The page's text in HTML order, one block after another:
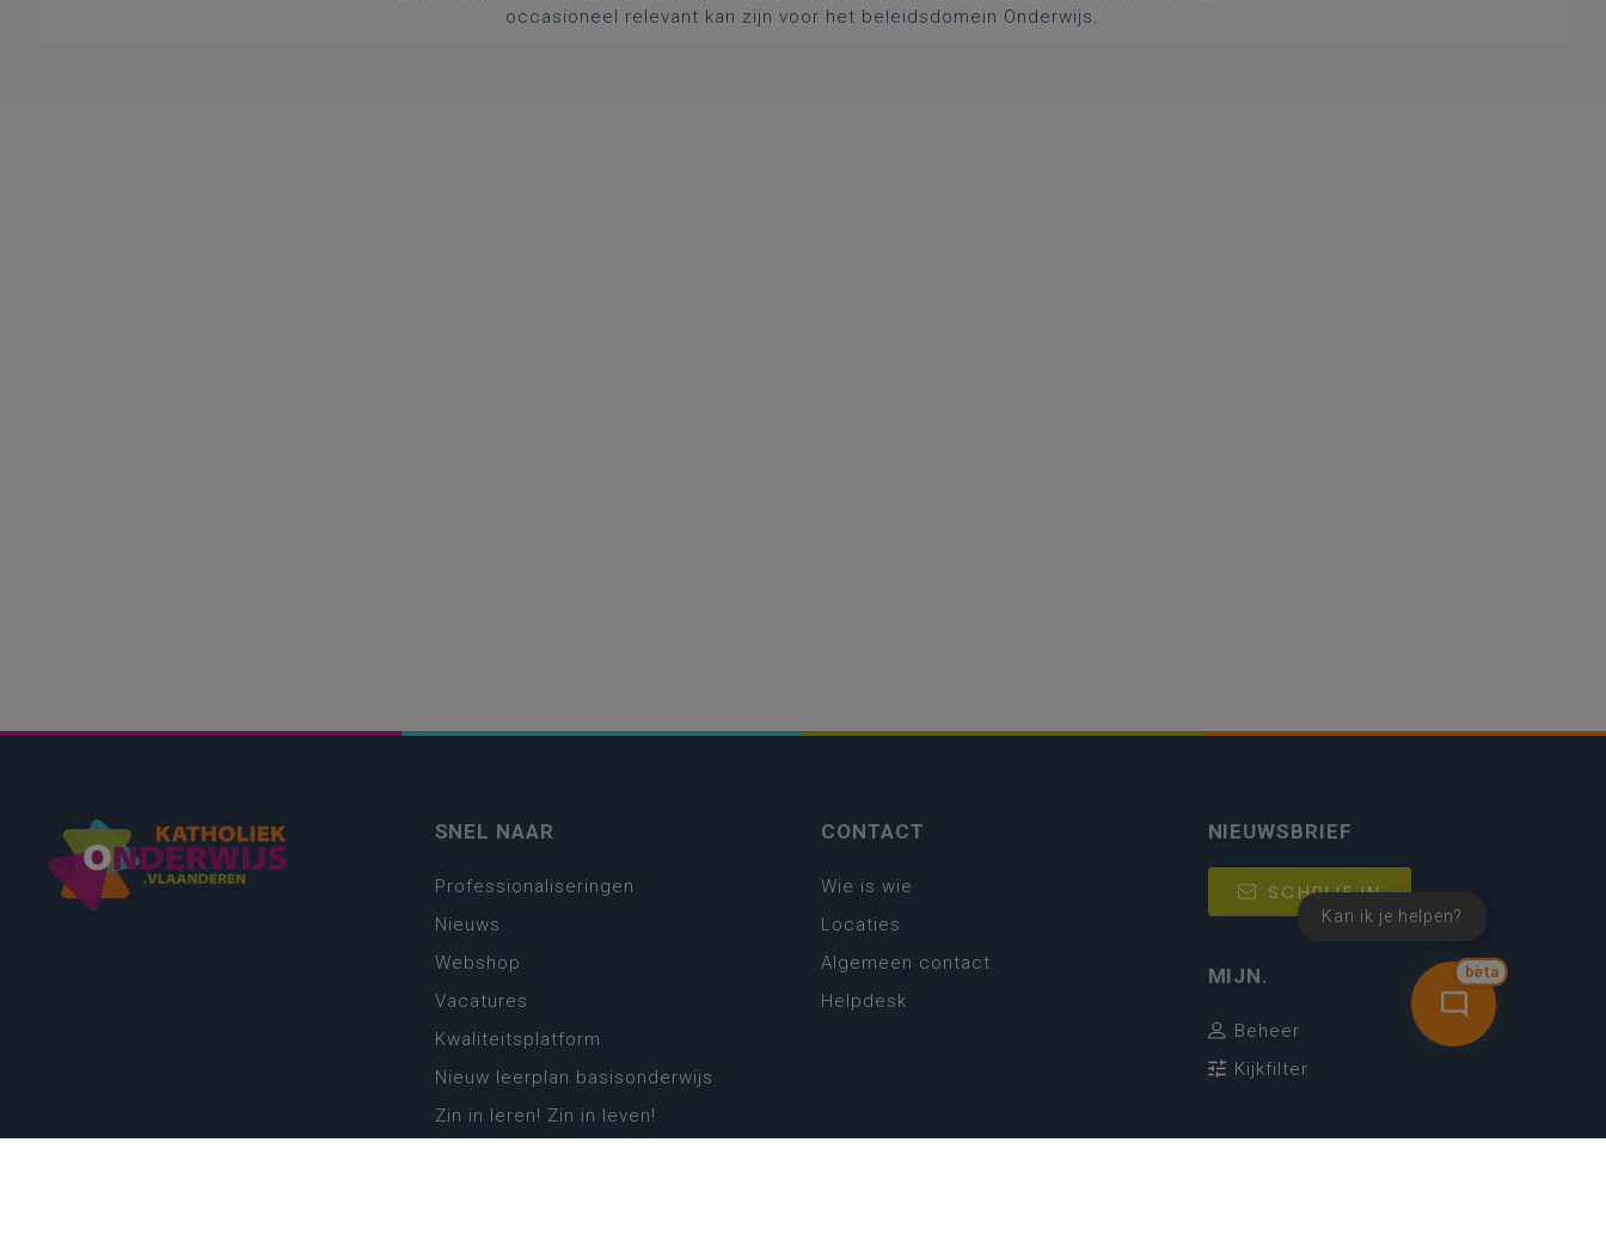
occasioneel relevant kan zijn voor het beleidsdomein Onderwijs.
bèta
Kan ik je helpen?
SNEL NAAR
Professionaliseringen
Nieuws
Webshop
Vacatures
Kwaliteitsplatform
Nieuw leerplan basisonderwijs
Zin in leren! Zin in leven!
CONTACT
Wie is wie
Locaties
Algemeen contact
Helpdesk
NIEUWSBRIEF
SCHRIJF IN
MIJN.
Beheer
Kijkfilter